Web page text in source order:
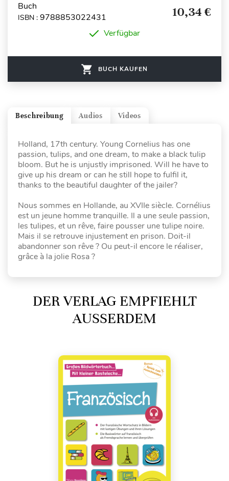
Buch
ISBN : 9788853022431 10,34 €
Verfügbar
BUCH KAUFEN
Videos
Audios
Beschreibung
Holland, 17th century. Young Cornelius has one
passion, tulips, and one dream, to make a black tulip
bloom. But he is unjustly imprisoned. Will he have to
give up his dream or can he still hope to fulfil it,
thanks to the beautiful daughter of the jailer?
Nous sommes en Hollande, au XVIIe siècle. Cornélius
est un jeune homme tranquille. Il a une seule passion,
les tulipes, et un rêve, faire pousser une tulipe noire.
Mais il se retrouve injustement en prison. Doit-il
abandonner son rêve ? Ou peut-il encore le réaliser,
grâce à la jolie Rosa ?
DER VERLAG EMPFIEHLT
AUSSERDEM